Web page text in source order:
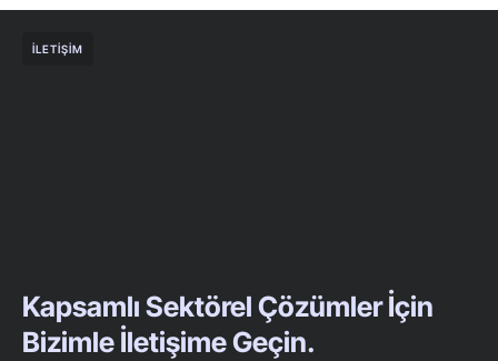
İLETIŞIM
Kapsamlı Sektörel Çözümler İçin
Bizimle İletişime Geçin.